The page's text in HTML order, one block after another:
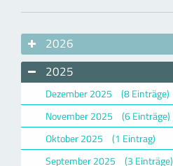
2026
2025
Dezember 2025
(8 Einträge)
November 2025
(6 Einträge)
Oktober 2025
(1 Eintrag)
September 2025
(3 Einträge)